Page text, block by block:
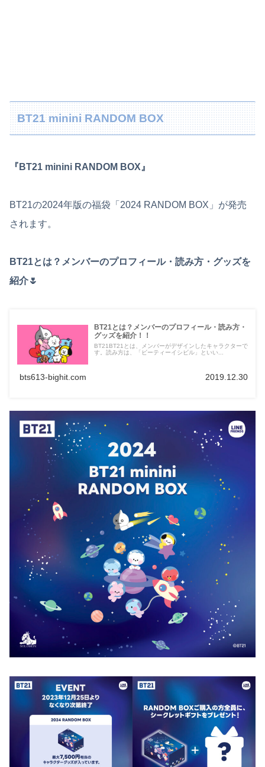
BT21 minini RANDOM BOX
『BT21 minini RANDOM BOX』
BT21の2024年版の福袋「2024 RANDOM BOX」が発売
されます。
BT21とは？メンバーのプロフィール・読み方・グッズを
紹介🌷
BT21とは？メンバーのプロフィール・読み方・
グッズを紹介！！
BT21BT21とは、メンバーがデザインしたキャラクターで
す。読み方は、「ビーティーイシビル」といい...
bts613-bighit.com 2019.12.30